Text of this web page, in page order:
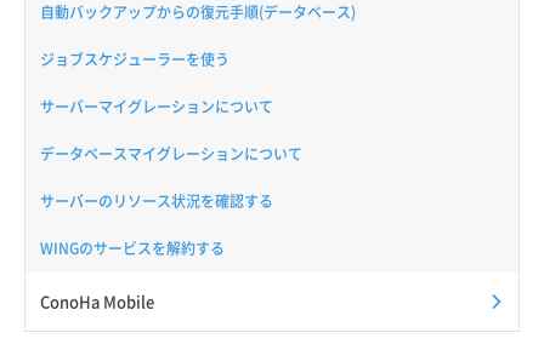
自動バックアップからの復元手順(データベース)
ジョブスケジューラーを使う
サーバーマイグレーションについて
データベースマイグレーションについて
サーバーのリソース状況を確認する
WINGのサービスを解約する
ConoHa Mobile